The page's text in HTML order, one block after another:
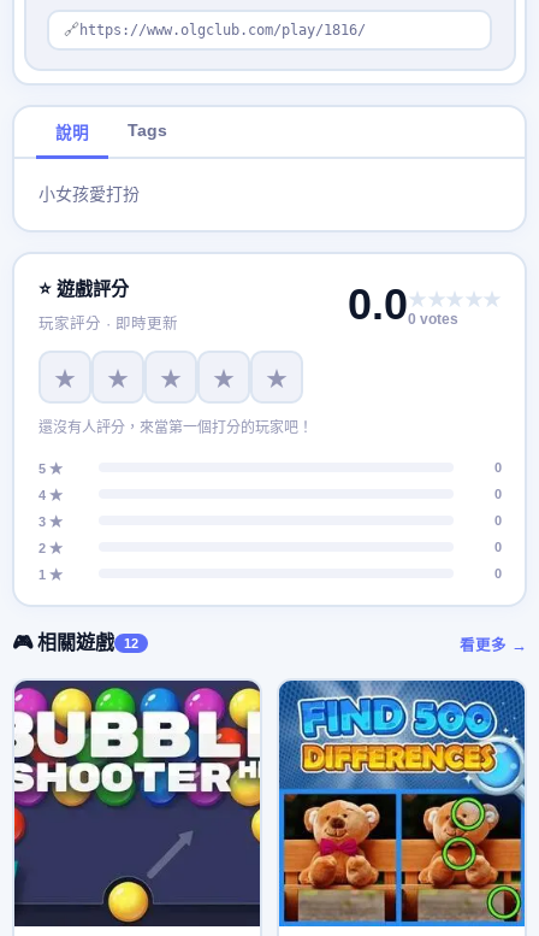
🔗 https://www.olgclub.com/play/1816/
說明 Tags
小女孩愛打扮
⭐ 遊戲評分
玩家評分 · 即時更新 0.0★★★★★
0 votes
★ ★ ★ ★ ★
還沒有人評分，來當第一個打分的玩家吧！
5 ★
0
4 ★
0
3 ★
0
2 ★
0
1 ★
0
🎮 相關遊戲 12 看更多 →